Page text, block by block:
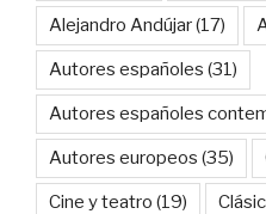
Alejandro Andújar(17)
Autores españoles (31)
Autores españoles
Autores europeos (35)
Cine y teatro (19)